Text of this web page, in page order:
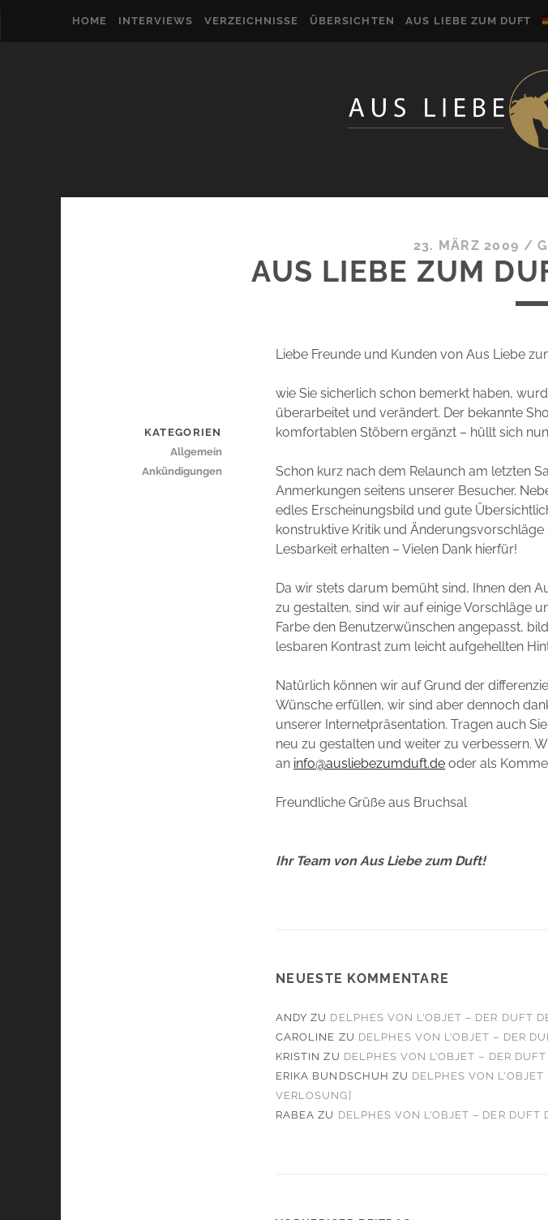
HOME INTERVIEWS VERZEICHNISSE ÜBERSICHTEN AUS LIEBE ZUM DUFT
23. MÄRZ 2009 /
AUS LIEBE ZUM
Liebe Freunde und Kunden von Aus Liebe
wie Sie sicherlich schon bemerkt haben,
überarbeitet und verändert. Der bekannte
komfortablen Stöbern ergänzt – hüllt sich
Schon kurz nach dem Relaunch am letzten
Anmerkungen seitens unserer Besucher.
edles Erscheinungsbild und gute
konstruktive Kritik und
Lesbarkeit erhalten – Vielen Dank hierfür!
Da wir stets darum bemüht sind, Ihnen den
zu gestalten, sind wir auf einige Vorschläge
Farbe den Benutzerwünschen angepasst,
lesbaren Kontrast zum leicht aufgehellten
Natürlich können wir auf Grund der
Wünsche erfüllen, wir sind aber dennoch
unserer Internetpräsentation. Tragen auch
neu zu gestalten und weiter zu verbessern.
an info@ausliebezumduft.de oder als
Freundliche Grüße aus Bruchsal
Ihr Team von Aus Liebe zum Duft!
NEUESTE KOMMENTARE
ANDY ZU DELPHES VON L’OBJET – DER DUFT
CAROLINE ZU DELPHES VON L’OBJET – DER
KRISTIN ZU DELPHES VON L’OBJET – DER
ERIKA BUNDSCHUH ZU DELPHES VON
VERLOSUNG]
RABEA ZU DELPHES VON L’OBJET – DER
KATEGORIEN
Allgemein
Ankündigungen